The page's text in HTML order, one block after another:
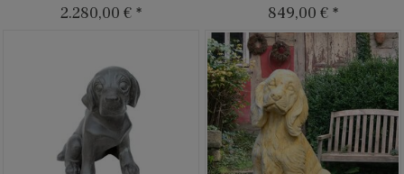
2.280,00 € * 849,00 € *